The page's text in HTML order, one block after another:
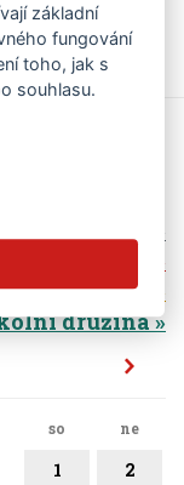
jen kategorii
škola
družina
so ne
1 2
základní
fungování
toho, jak s
souhlasu.